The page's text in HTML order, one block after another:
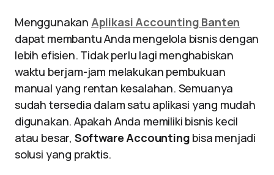
Menggunakan Aplikasi Accounting Banten
dapat membantu Anda mengelola bisnis dengan
lebih efisien. Tidak perlu lagi menghabiskan
waktu berjam-jam melakukan pembukuan
manual yang rentan kesalahan. Semuanya
sudah tersedia dalam satu aplikasi yang mudah
digunakan. Apakah Anda memiliki bisnis kecil
atau besar, Software Accounting bisa menjadi
solusi yang praktis.